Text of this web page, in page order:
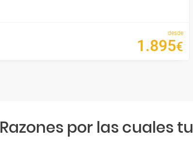
desde
1 .895€
Razones por las cuales tu